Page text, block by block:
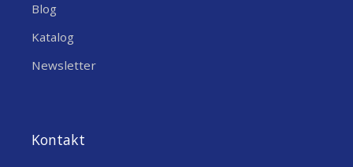
Blog
Katalog
Newsletter
Kontakt